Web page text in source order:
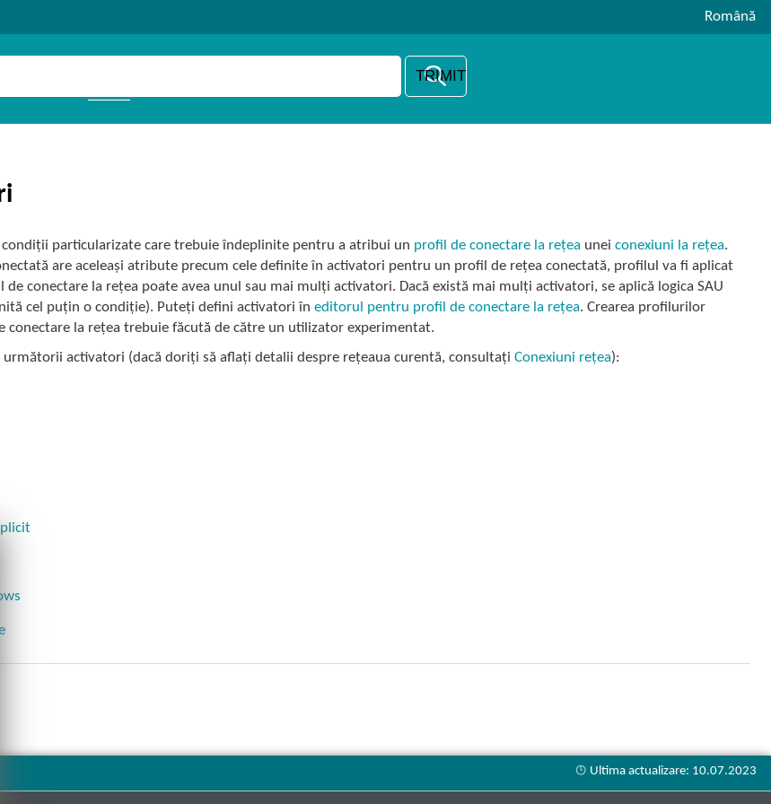
Română
particularizate care trebuie îndeplinite pentru a atribui un profil de conectare la rețea uneiconexiuni la rețea.
are aceleași atribute precum cele definite în activatori pentru un profil de rețea conectată, profilul va fi aplicat
de conectare la rețea poate avea unul sau mai mulți activatori. Dacă există mai mulți activatori, se aplică logica SAU
cel puțin o condiție). Puteți defini activatori îneditorul pentru profil de conectare la rețea. Crearea profilurilor
conectare la rețea trebuie făcută de către un utilizator experimentat.
activatori (dacă doriți să aflați detalii despre rețeaua curentă, consultațiConexiuni rețea):